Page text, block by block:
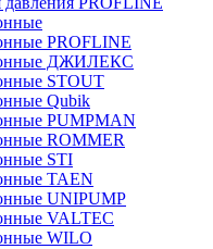
PROFLINE
ДЖИЛЕКС
STOUT
Qubik
PUMPMAN
ROMMER
STI
TAEN
UNIPUMP
VALTEC
WILO